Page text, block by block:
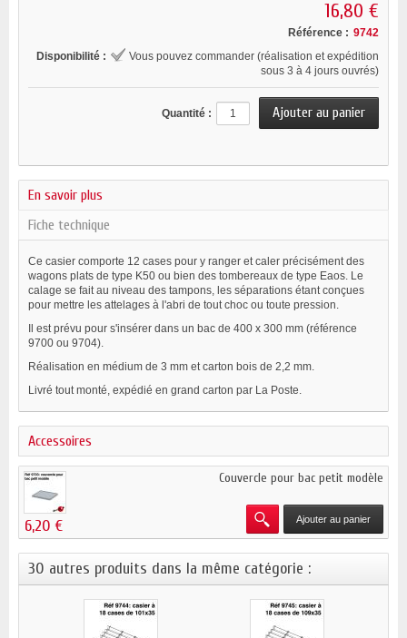
16,80 €
Référence : 9742
Disponibilité :
Vous pouvez commander (réalisation et expédition
sous 3 à 4 jours ouvrés)
Quantité :
En savoir plus
Fiche technique
Ce casier comporte 12 cases pour y ranger et caler précisément des
wagons plats de type K50 ou bien des tombereaux de type Eaos. Le
calage se fait au niveau des tampons, les séparations étant conçues
pour mettre les attelages à l'abri de tout choc ou toute pression.
Il est prévu pour s'insérer dans un bac de 400 x 300 mm (référence
9700 ou 9704).
Réalisation en médium de 3 mm et carton bois de 2,2 mm.
Livré tout monté, expédié en grand carton par La Poste.
Accessoires
Couvercle pour bac petit modèle
6,20 € Ajouter au panier
30 autres produits dans la même catégorie :